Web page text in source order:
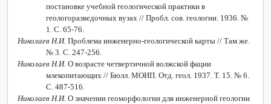
постановке учебной геологической практики в
геологоразведочных вузах // Пробл. сов. геологии. 1936. №
1. С. 65-76.
Николаев Н.И. Проблема инженерно-геологической карты // Там же.
№ 3. С. 247-256.
Николаев Н.И. О возрасте четвертичной волжской фации
млекопитающих // Бюлл. МОИП. Отд. геол. 1937. Т. 15. № 6.
С. 487-516.
Николаев Н.И. О значении геоморфологии для инженерной геологии